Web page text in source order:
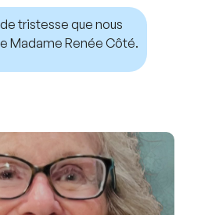
tristesse que nous
Madame Renée Côté.